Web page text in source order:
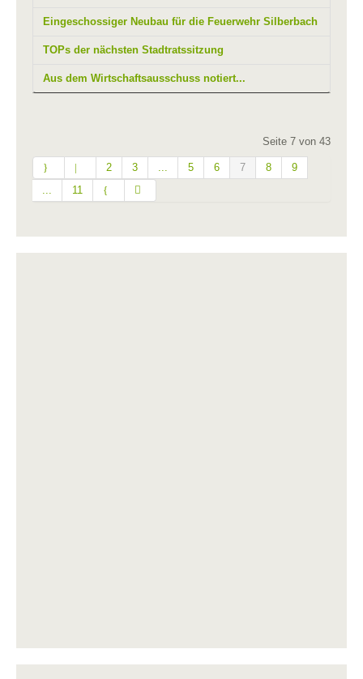
Eingeschossiger Neubau für die Feuerwehr Silberbach
TOPs der nächsten Stadtratssitzung
Aus dem Wirtschaftsausschuss notiert...
Seite 7 von 43
2 3 5 6 7 8
9
11